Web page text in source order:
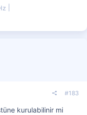
#183
kurulabilinir mi